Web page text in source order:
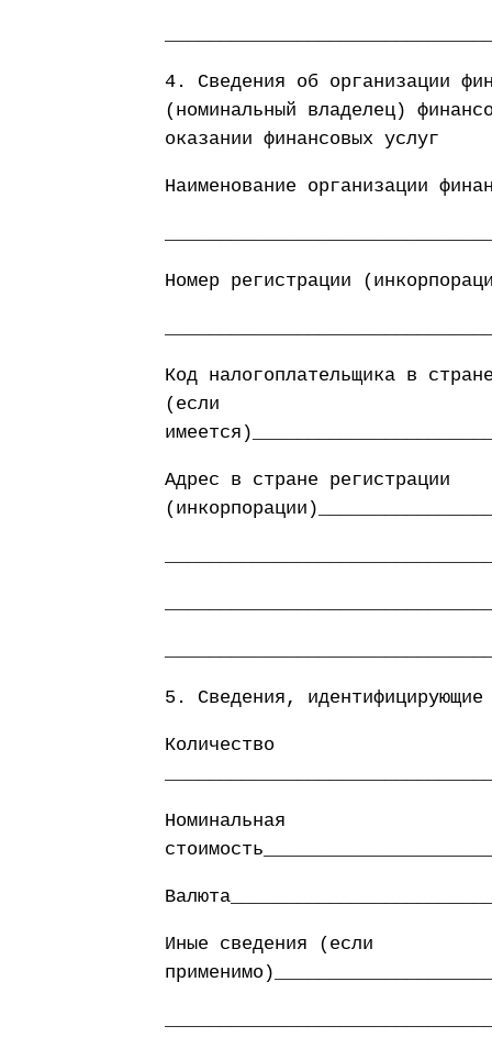
4. Сведения об организации
(номинальный владелец)
оказании финансовых услуг
Наименование организации
Номер регистрации
Код налогоплательщика в
(если
Адрес в стране регистрации
5. Сведения, идентифицирующие
Количество
Номинальная
Иные сведения (если